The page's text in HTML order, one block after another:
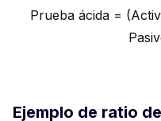
Prueba ácida =
Ejemplo de ratio